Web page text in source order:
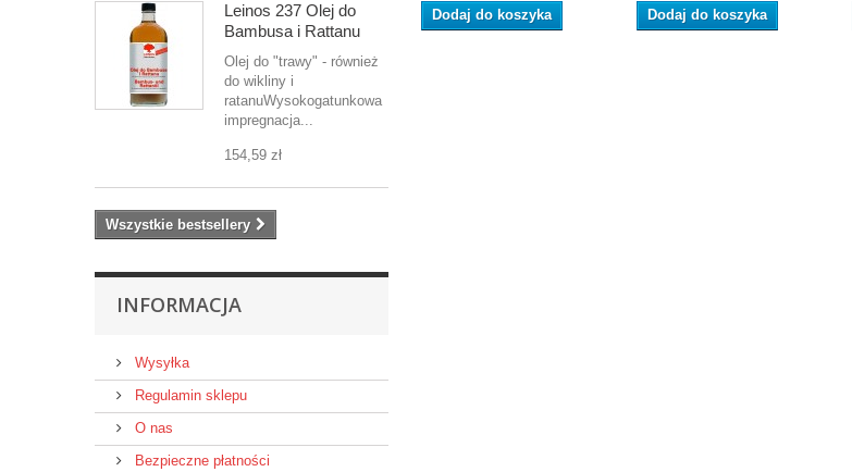
Leinos 237 Olej do
Bambusa i Rattanu
Olej do "trawy" - również
do wikliny i
ratanuWysokogatunkowa
impregnacja...
154,59 zł
Wszystkie bestsellery
INFORMACJA
Wysyłka
Regulamin sklepu
O nas
Bezpieczne płatności
Dodaj do koszyka
Dodaj do koszyka